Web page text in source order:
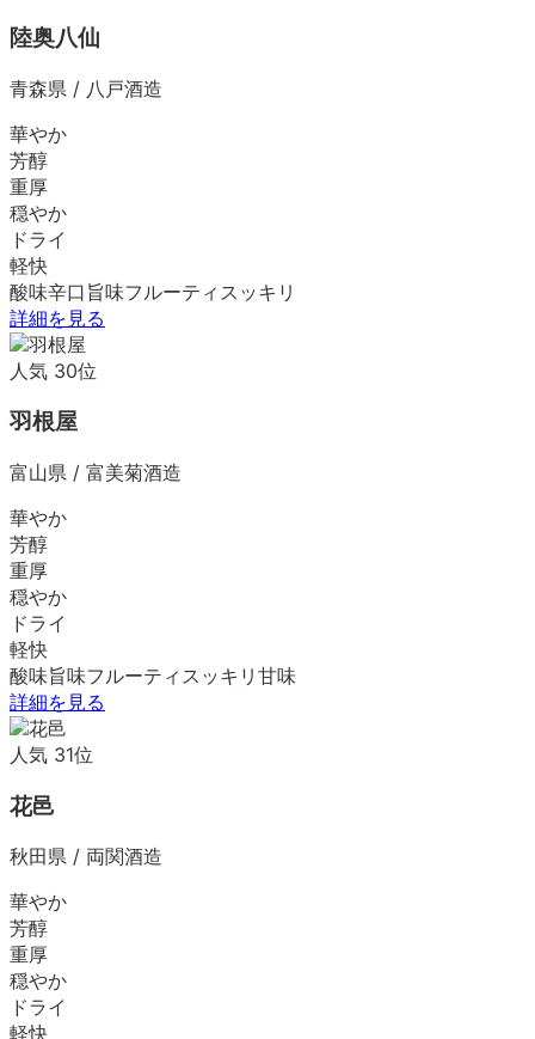
陸奥八仙
青森県 / 八戸酒造
華やか
芳醇
重厚
穏やか
ドライ
軽快
酸味辛口 旨味フルーティ スッキリ
詳細を見る
人気 30位
羽根屋
富山県 / 富美菊酒造
華やか
芳醇
重厚
穏やか
ドライ
軽快
酸味旨味フルーティ スッキリ 甘味
詳細を見る
人気 31位
花邑
秋田県 / 両関酒造
華やか
芳醇
重厚
穏やか
ドライ
軽快